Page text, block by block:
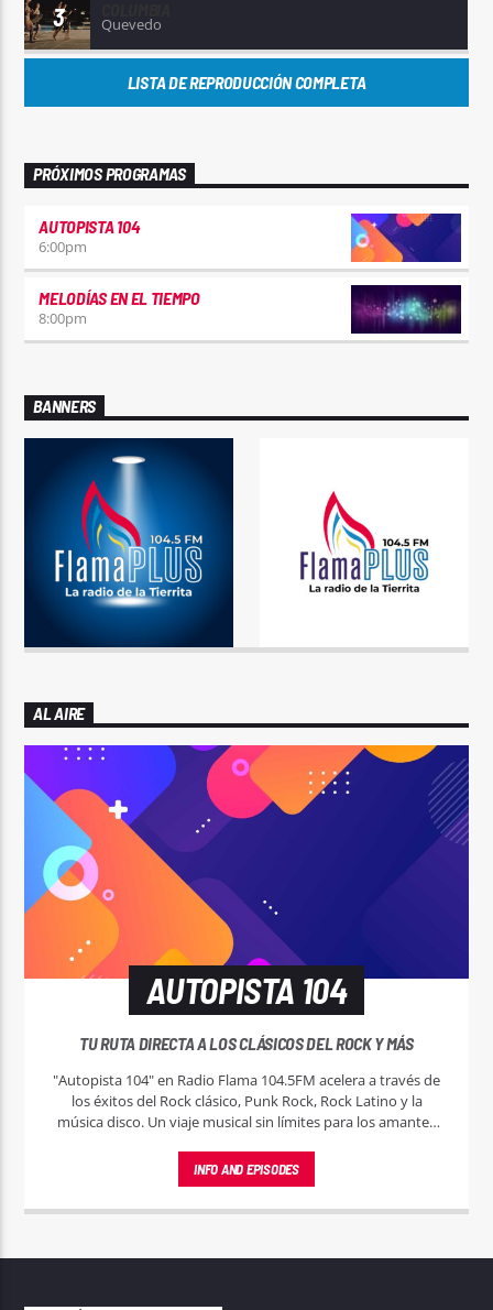
3 Quevedo
LISTA DE REPRODUCCIÓN COMPLETA
PRÓXIMOS PROGRAMAS
AUTOPISTA 104
6:00pm
MELODÍAS EN EL TIEMPO
8:00pm
BANNERS
AL AIRE
AUTOPISTA 104
TU RUTA DIRECTA A LOS CLÁSICOS DEL ROCK Y MÁS
"Autopista 104" en Radio Flama 104.5FM acelera a través de
los éxitos del Rock clásico, Punk Rock, Rock Latino y la
música disco. Un viaje musical sin límites para los amantes
INFO AND EPISODES